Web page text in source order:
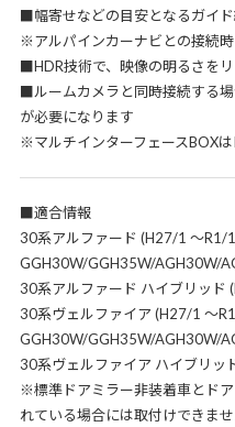
■幅寄せなどの目安となるガイ
※アルパインカーナビとの接続時
■HDR技術で、映像の明るさを
■ルームカメラと同時接続する
が必要になります
※マルチインターフェースBOX
■適合情報
30系アルファード (H27/1 ～R1/
GGH30W/GGH35W/AGH30W/
30系アルファード ハイブリッド
30系ヴェルファイア (H27/1 ～
GGH30W/GGH35W/AGH30W/
30系ヴェルファイア ハイブリッ
※標準ドアミラー非装着車とド
れている場合には取付けできませ